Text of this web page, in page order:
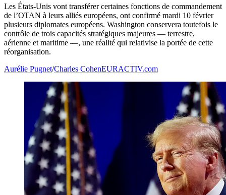
Les États-Unis vont transférer certaines fonctions de commandement
de l’OTAN à leurs alliés européens, ont confirmé mardi 10 février
plusieurs diplomates européens. Washington conservera toutefois le
contrôle de trois capacités stratégiques majeures — terrestre,
aérienne et maritime —, une réalité qui relativise la portée de cette
réorganisation.
Aurélie Pugnet/Charles CohenEURACTIV.com